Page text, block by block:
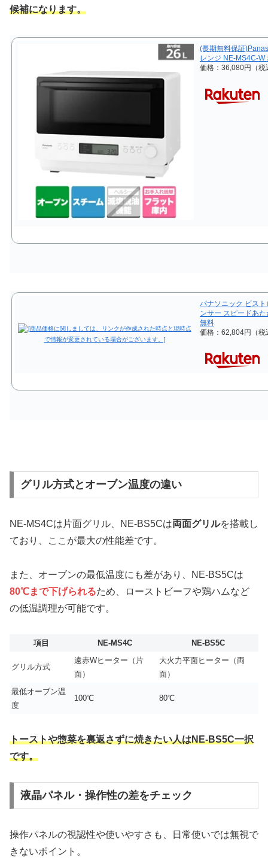
候補になります。
(長期無料保証
レンジ NE-MS4C-W
価格：36,080円（
パナソニック ビス
ンサー スピードあ
無料
価格：62,804円（
グリル方式とオーブン温度の違い
NE-MS4Cは片面グリル、NE-BS5Cは両面グリルを搭載し
ており、ここが最大の性能差です。
また、オーブンの最低温度にも差があり、NE-BS5Cは
80℃まで下げられるため、ローストビーフや鶏ハムなど
の低温調理が可能です。
項目 NE-MS4C NE-BS5C
グリル方式
遠赤Wヒーター（片
面）
大火力平面ヒーター（両
面）
最低オーブン温
度
100℃ 80℃
トーストや惣菜を裏返さずに焼きたい人はNE-BS5C一択
です。
液晶パネル・操作性の差をチェック
操作パネルの視認性や使いやすさも、日常使いでは無視で
きないポイント。